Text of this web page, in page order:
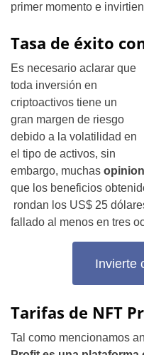
primer momento e
Tasa de éxito
Es necesario aclarar que
toda inversión en
criptoactivos tiene un
gran margen de riesgo
debido a la volatilidad en
el tipo de activos, sin
embargo, muchas
que los beneficios
rondan los US$ 25
fallado al menos en tres
Invierte
Tarifas de NFT
Tal como mencionamos